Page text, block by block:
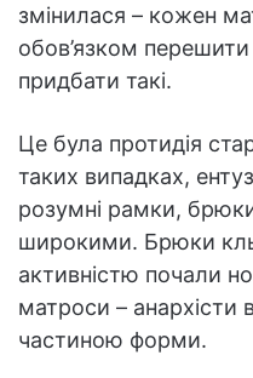
змінилася – кожен
обов’язком
придбати такі.
Це була протидія
таких випадках,
розумні рамки,
широкими. Брюки
активністю почали
матроси – анархісти
частиною форми.